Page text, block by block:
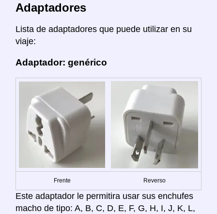
Adaptadores
Lista de adaptadores que puede utilizar en su
viaje:
Adaptador: genérico
Frente Reverso
Este adaptador le permitira usar sus enchufes
macho de tipo: A, B, C, D, E, F, G, H, I, J, K, L,